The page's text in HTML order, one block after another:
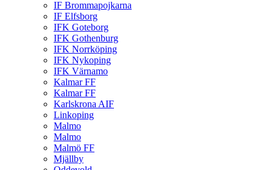
IF Brommapojkarna
IF Elfsborg
IFK Goteborg
IFK Gothenburg
IFK Norrköping
IFK Nykoping
IFK Värnamo
Kalmar FF
Kalmar FF
Karlskrona AIF
Linkoping
Malmo
Malmo
Malmö FF
Mjällby